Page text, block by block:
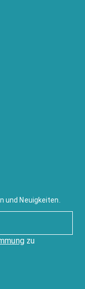
und Neuigkeiten.
zu